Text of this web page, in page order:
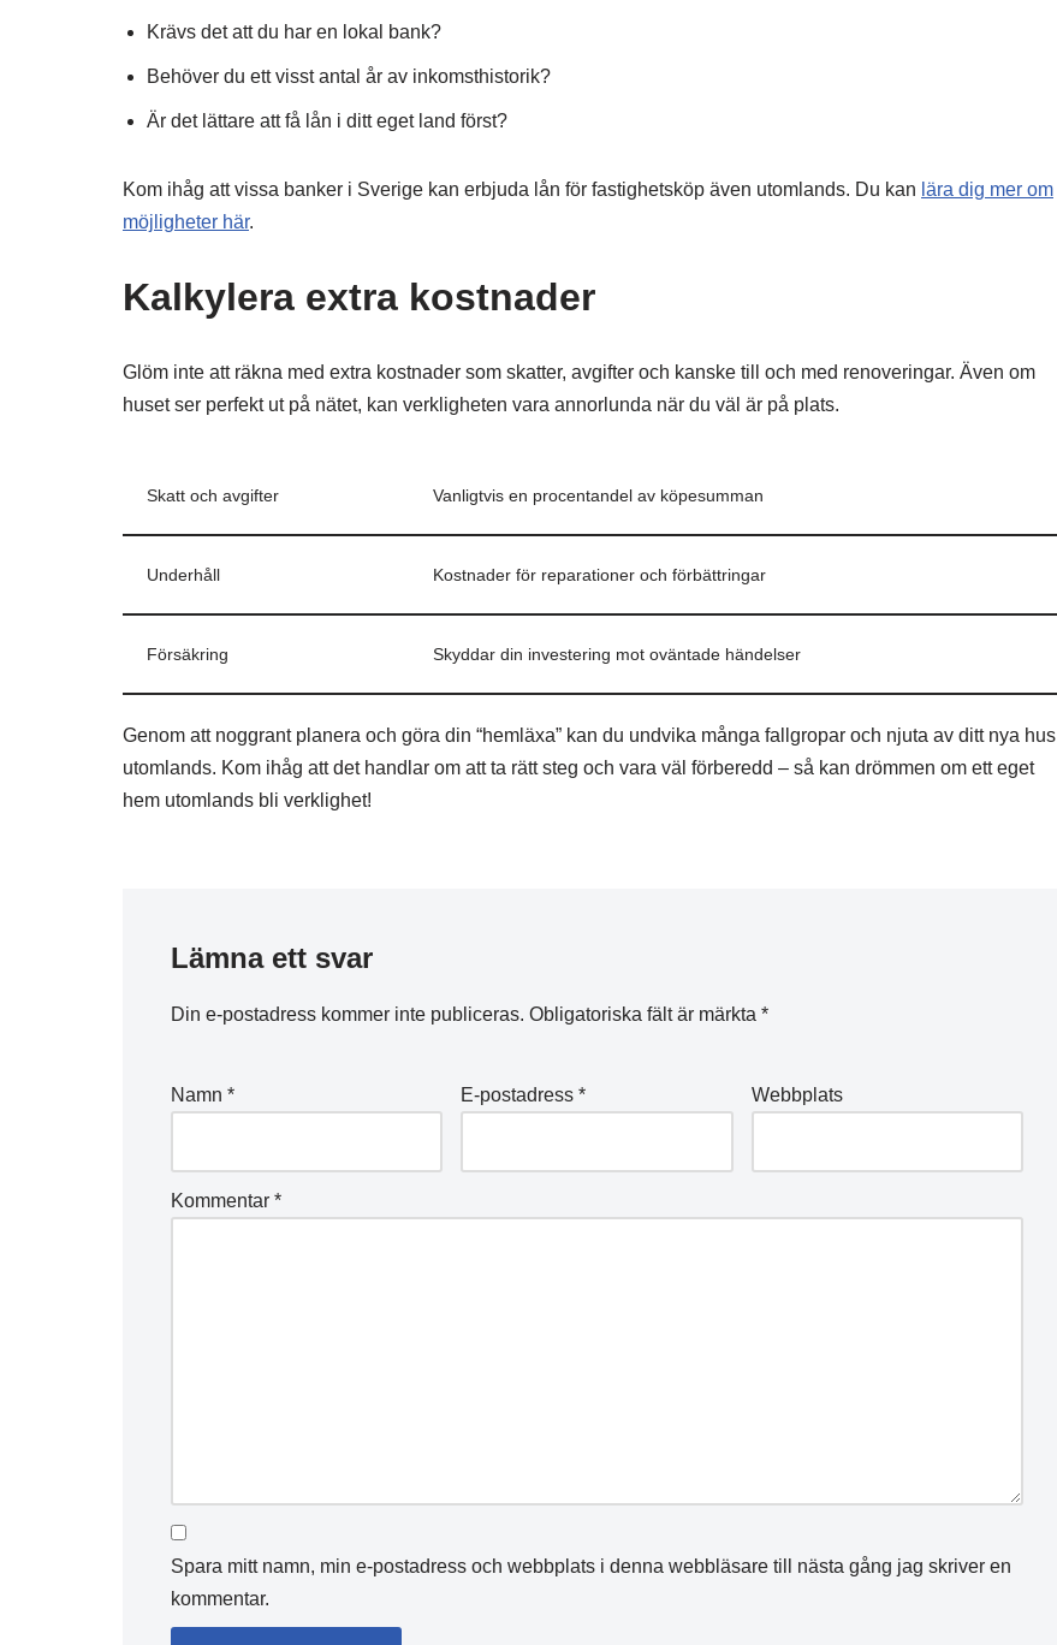
Krävs det att du har en lokal bank?
Behöver du ett visst antal år av inkomsthistorik?
Är det lättare att få lån i ditt eget land först?
Kom ihåg att vissa banker i Sverige kan erbjuda lån för fastighetsköp även utomlands. Du kan lära dig mer om
möjligheter här.
Kalkylera extra kostnader
Glöm inte att räkna med extra kostnader som skatter, avgifter och kanske till och med renoveringar. Även om
huset ser perfekt ut på nätet, kan verkligheten vara annorlunda när du väl är på plats.
Skatt och avgifter Vanligtvis en procentandel av köpesumman
Underhåll Kostnader för reparationer och förbättringar
Försäkring Skyddar din investering mot oväntade händelser
Genom att noggrant planera och göra din “hemläxa” kan du undvika många fallgropar och njuta av ditt nya hus
utomlands. Kom ihåg att det handlar om att ta rätt steg och vara väl förberedd – så kan drömmen om ett eget
hem utomlands bli verklighet!
Lämna ett svar
Din e-postadress kommer inte publiceras. Obligatoriska fält är märkta *
Namn * E-postadress* Webbplats
Kommentar *
Spara mitt namn, min e-postadress och webbplats i denna webbläsare till nästa gång jag skriver en
kommentar.